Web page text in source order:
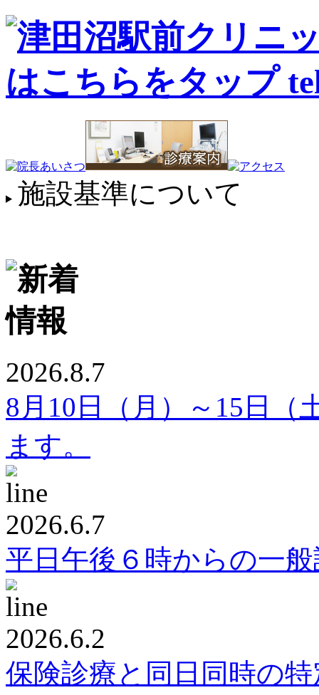
施設基準について
2026.8.7
8月10日（月）～15日（
ます。
2026.6.7
平日午後６時からの一
2026.6.2
保険診療と同日同時の